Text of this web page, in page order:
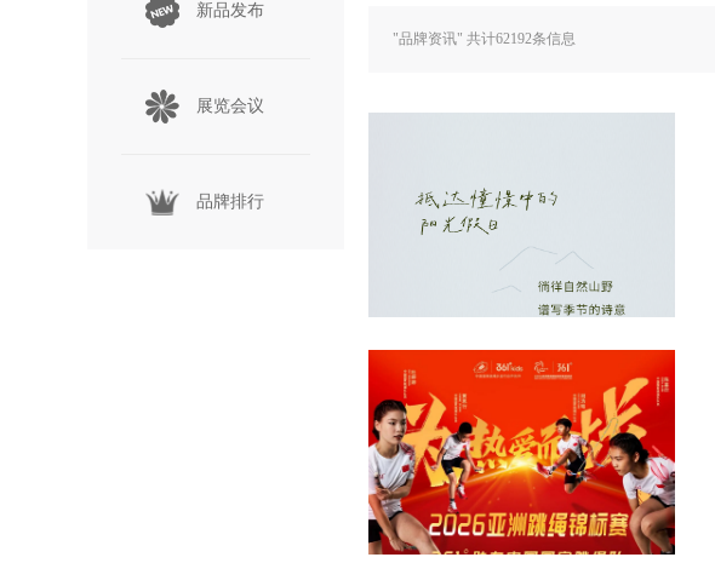
新品发布
展览会议
品牌排行
"品牌资讯" 共计62192条信息